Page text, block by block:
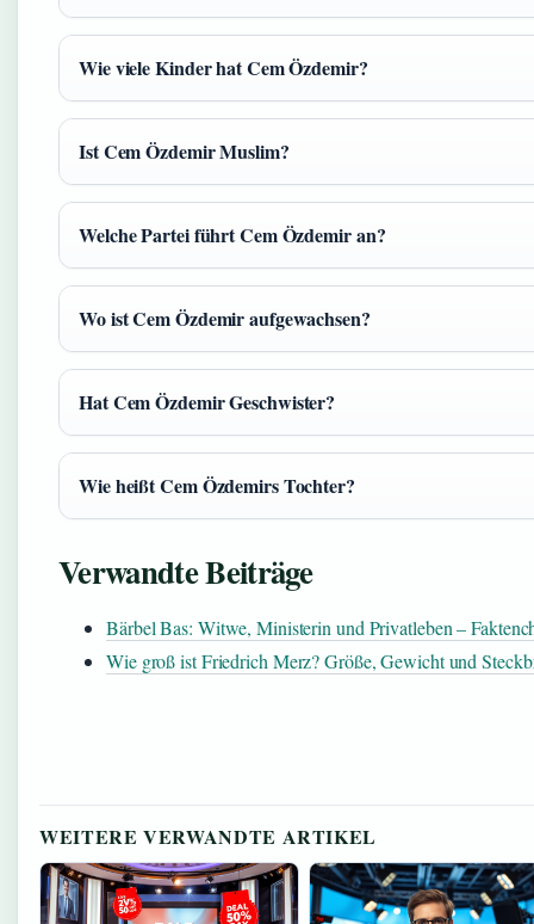
Wie viele Kinder hat Cem Özdemir?
Ist Cem Özdemir Muslim?
Welche Partei führt Cem Özdemir an?
Wo ist Cem Özdemir aufgewachsen?
Hat Cem Özdemir Geschwister?
Wie heißt Cem Özdemirs Tochter?
Verwandte Beiträge
Bärbel Bas: Witwe, Ministerin und Privatleben –
Wie groß ist Friedrich Merz? Größe, Gewicht und
WEITERE VERWANDTE ARTIKEL